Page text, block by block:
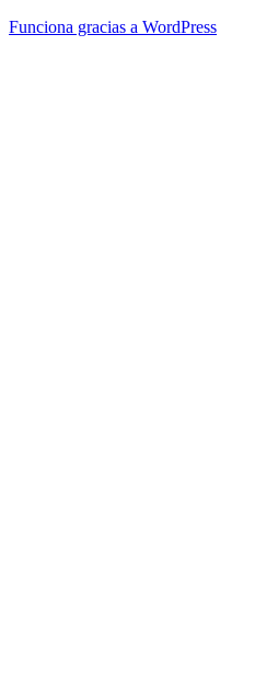
Funciona gracias a WordPress